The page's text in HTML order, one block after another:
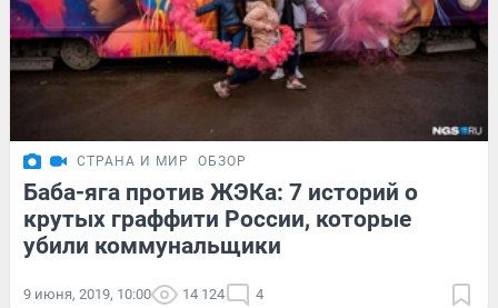
СТРАНА И МИР ОБЗОР
Баба-яга против ЖЭКа: 7 историй о
крутых граффити России, которые
убили коммунальщики
9 июня, 2019, 10:00 14 124 4